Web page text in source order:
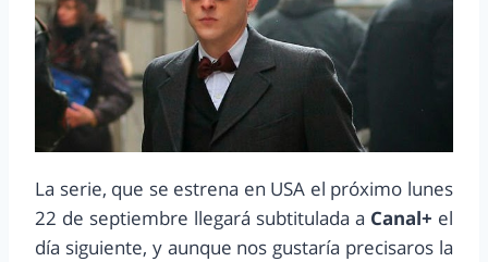
La serie, que se estrena en USA el próximo lunes
22 de septiembre llegará subtitulada a Canal+ el
día siguiente, y aunque nos gustaría precisaros la